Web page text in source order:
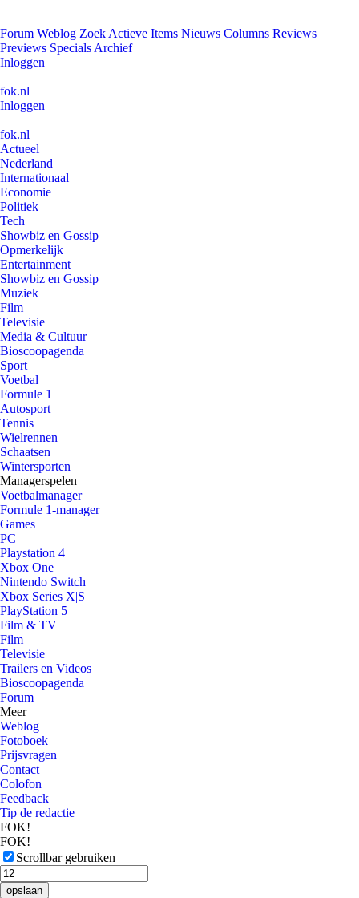
Forum Weblog Zoek Actieve Items Nieuws Columns Reviews
Previews Specials Archief
Inloggen
fok.nl
Inloggen
fok.nl
Actueel
Nederland
Internationaal
Economie
Politiek
Tech
Showbiz en Gossip
Opmerkelijk
Entertainment
Showbiz en Gossip
Muziek
Film
Televisie
Media & Cultuur
Bioscoopagenda
Sport
Voetbal
Formule 1
Autosport
Tennis
Wielrennen
Schaatsen
Wintersporten
Managerspelen
Voetbalmanager
Formule 1-manager
Games
PC
Playstation 4
Xbox One
Nintendo Switch
Xbox Series X|S
PlayStation 5
Film & TV
Film
Televisie
Trailers en Videos
Bioscoopagenda
Forum
Meer
Weblog
Fotoboek
Prijsvragen
Contact
Colofon
Feedback
Tip de redactie
FOK!
FOK!
Scrollbar gebruiken
opslaan